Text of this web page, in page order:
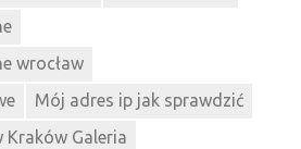
wrocław
Mój adres ip jak sprawdzić
Galeria